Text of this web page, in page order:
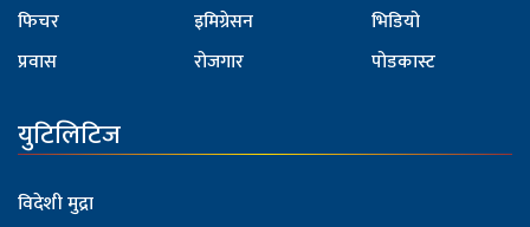
फिचर
प्रवास
इमिग्रेसन
रोजगार
भिडियो
पोडकास्ट
युटिलिटिज
विदेशी मुद्रा